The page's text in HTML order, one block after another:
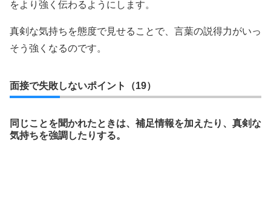
をより強く伝わるようにします。
真剣な気持ちを態度で見せることで、言葉の説得力がいっ
そう強くなるのです。
面接で失敗しないポイント（19）
同じことを聞かれたときは、補足情報を加えたり、真剣な
気持ちを強調したりする。